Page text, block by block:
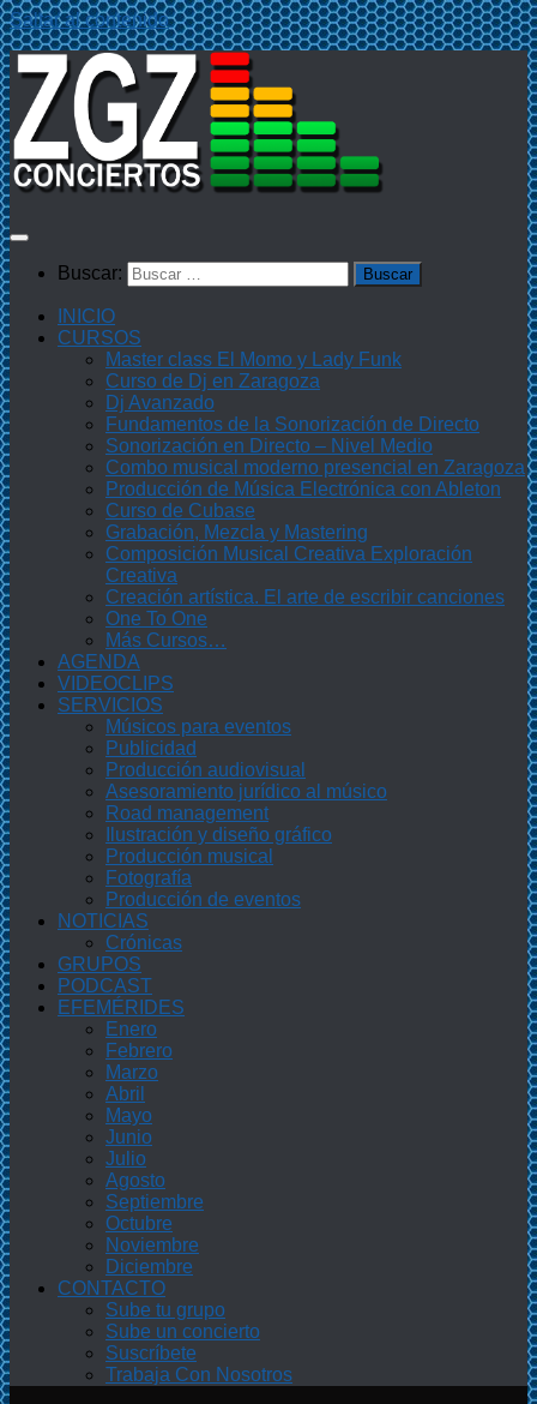
Saltar al contenido
Buscar:
INICIO
CURSOS
Master class El Momo y Lady Funk
Curso de Dj en Zaragoza
Dj Avanzado
Fundamentos de la Sonorización de Directo
Sonorización en Directo – Nivel Medio
Combo musical moderno presencial en Zaragoza
Producción de Música Electrónica con Ableton
Curso de Cubase
Grabación, Mezcla y Mastering
Composición Musical Creativa Exploración
Creativa
Creación artística. El arte de escribir canciones
One To One
Más Cursos…
AGENDA
VIDEOCLIPS
SERVICIOS
Músicos para eventos
Publicidad
Producción audiovisual
Asesoramiento jurídico al músico
Road management
Ilustración y diseño gráfico
Producción musical
Fotografía
Producción de eventos
NOTICIAS
Crónicas
GRUPOS
PODCAST
EFEMÉRIDES
Enero
Febrero
Marzo
Abril
Mayo
Junio
Julio
Agosto
Septiembre
Octubre
Noviembre
Diciembre
CONTACTO
Sube tu grupo
Sube un concierto
Suscríbete
Trabaja Con Nosotros